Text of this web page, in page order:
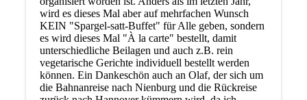
wird es dieses Mal aber auf mehrfachen Wunsch
KEIN "Spargel-satt-Buffet" für Alle geben, sondern
es wird dieses Mal "À la carte" bestellt, damit
unterschiedliche Beilagen und auch z.B. rein
vegetarische Gerichte individuell bestellt werden
können. Ein Dankeschön auch an Olaf, der sich um
die Bahnanreise nach Nienburg und die Rückreise